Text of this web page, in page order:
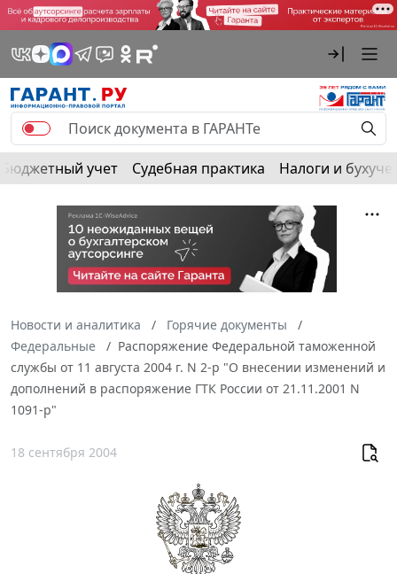
Бюджетный учет Судебная практика Налоги и
Новости и аналитика
Горячие документы
Федеральные
Распоряжение Федеральной таможенной
службы от 11 августа 2004 г. N 2-р "О внесении изменений и
дополнений в распоряжение ГТК России от 21.11.2001 N
1091-р"
18 сентября 2004